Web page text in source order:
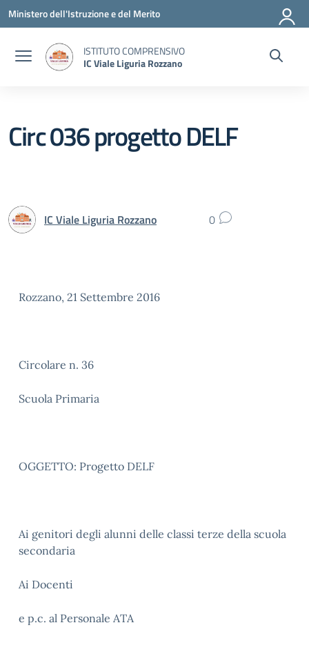
Vai ai contenuti
Vai al menu di navigazione
Vai al footer
Ministero dell'Istruzione e del Merito
ISTITUTO COMPRENSIVO
IC Viale Liguria Rozzano
Circ 036 progetto DELF
IC Viale Liguria Rozzano 0
Rozzano, 21 Settembre 2016
Circolare n. 36
Scuola Primaria
OGGETTO: Progetto DELF
Ai genitori degli alunni delle classi terze della scuola
secondaria
Ai Docenti
e p.c. al Personale ATA